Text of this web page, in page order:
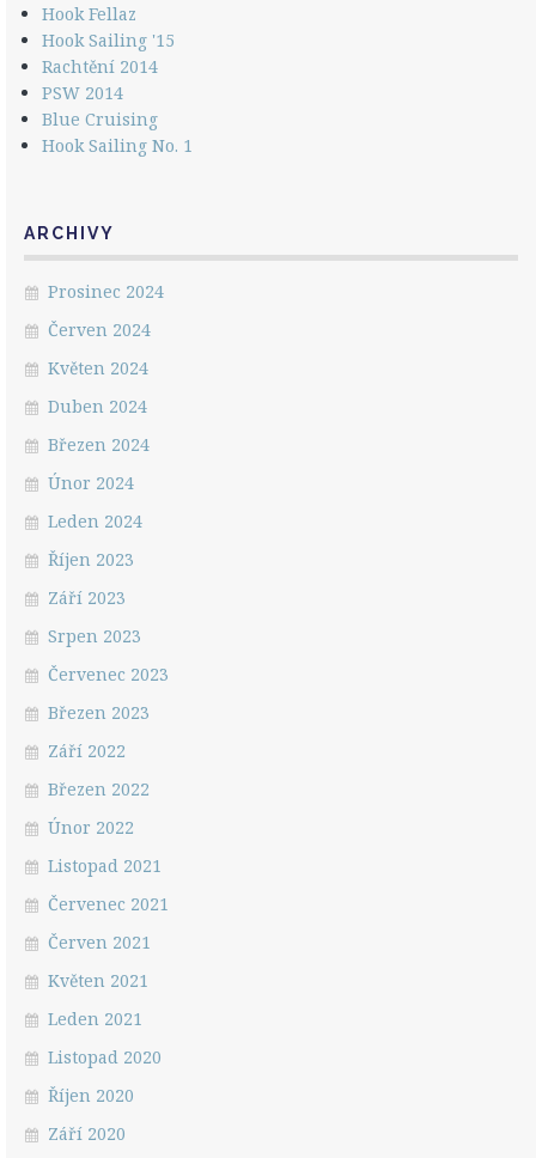
Hook Fellaz
Hook Sailing '15
Rachtění 2014
PSW 2014
Blue Cruising
Hook Sailing No. 1
ARCHIVY
Prosinec 2024
Červen 2024
Květen 2024
Duben 2024
Březen 2024
Únor 2024
Leden 2024
Říjen 2023
Září 2023
Srpen 2023
Červenec 2023
Březen 2023
Září 2022
Březen 2022
Únor 2022
Listopad 2021
Červenec 2021
Červen 2021
Květen 2021
Leden 2021
Listopad 2020
Říjen 2020
Září 2020